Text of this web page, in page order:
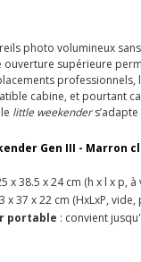
photo volumineux
supérieure
professionnels,
cabine, et pourtant
little weekender
Gen III - Marron
x 38.5 x 24 cm (h x l x p,
x 37 x 22 cm (HxLxP,
portable : convient